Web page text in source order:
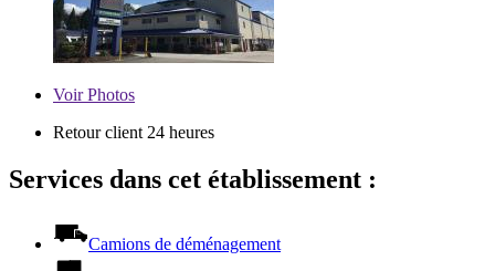
VoirPhotos
Retour client 24 heures
Services dans cet établissement :
Camions de déménagement